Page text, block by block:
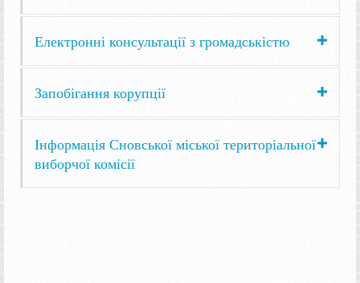
Електронні консультації з громадськістю
Запобігання корупції
Інформація Сновської міської територіальної
виборчої комісії